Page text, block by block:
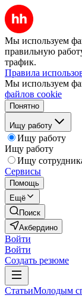
Мы используем
правильную
трафик.
Правила
Мы используем
файлов cookie
Понятно
Ищу работу
Ищу работу
Ищу работу
Ищу
Сервисы
Помощь
Ещё
Поиск
Акбердино
Войти
Войти
Создать резюме
СтатьиМолодым